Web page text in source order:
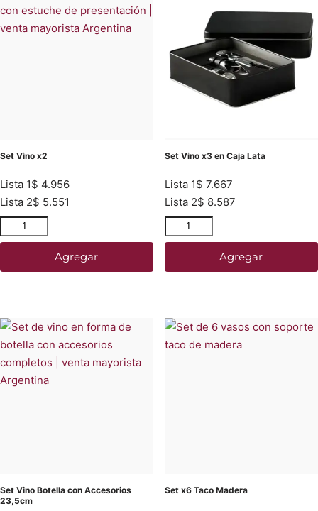
Set Vino x2
Lista 1$ 4.956
Lista 2$ 5.551
Agregar
Set Vino x3 en Caja Lata
Lista 1$ 7.667
Lista 2$ 8.587
Agregar
Set Vino Botella con Accesorios
23,5cm
Set x6 Taco Madera